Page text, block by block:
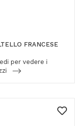
FRANCESE
per vedere i